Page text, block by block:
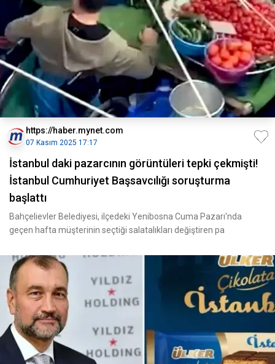
https://haber.mynet.com
07 Kasım 2025 17:17
İstanbul daki pazarcının görüntüleri tepki çekmişti!
İstanbul Cumhuriyet Başsavcılığı soruşturma
başlattı
Bahçelievler Belediyesi, ilçedeki Yenibosna Cuma Pazarı'nda
geçen hafta müşterinin seçtiği salatalıkları değiştiren pa